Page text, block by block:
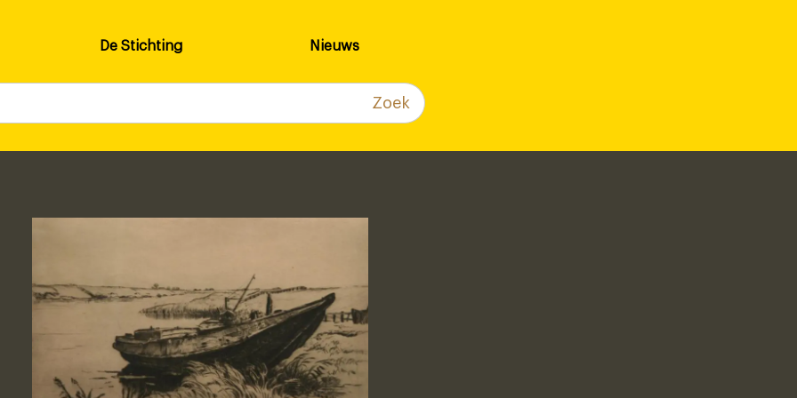
De Stichting Nieuws